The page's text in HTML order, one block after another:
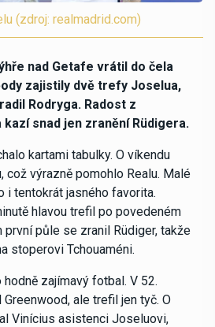
(zdroj: realmadrid.com)
nad Getafe vrátil do čela
zajistily dvě trefy Joselua,
Rodryga. Radost z
snad jen zranění Rüdigera.
kartami tabulky. O víkendu
což výrazně pomohlo Realu. Malé
i tentokrát jasného favorita.
hlavou trefil po povedeném
první půle se zranil Rüdiger, takže
stoperovi Tchouaméni.
zajímavý fotbal. V 52.
ale trefil jen tyč. O
Vinícius asistenci Joseluovi,